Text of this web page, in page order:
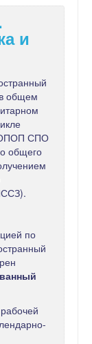
и
общем
ОПОП СПО
общего
по